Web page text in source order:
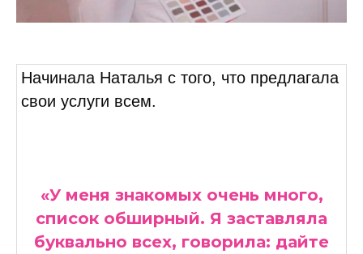
Начинала Наталья с того, что предлагала
свои услуги всем.
«У меня знакомых очень много,
список обширный. Я заставляла
буквально всех, говорила: дайте